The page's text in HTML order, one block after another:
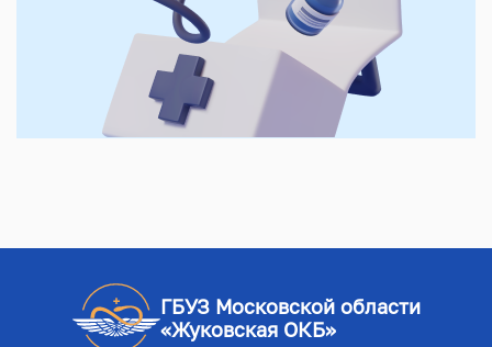
ГБУЗ Московской области
«Жуковская ОКБ»